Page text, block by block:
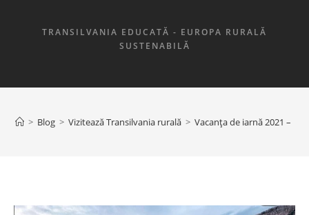
TRANSILVANIA EDUCATĂ - EUROPA RURALĂ
SUSTENABILĂ
> Blog > Vizitează Transilvania rurală > Vacanța de iarnă 2021 –